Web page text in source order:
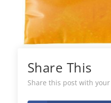
Fruttimania Pulpa
Share This
Share this post with